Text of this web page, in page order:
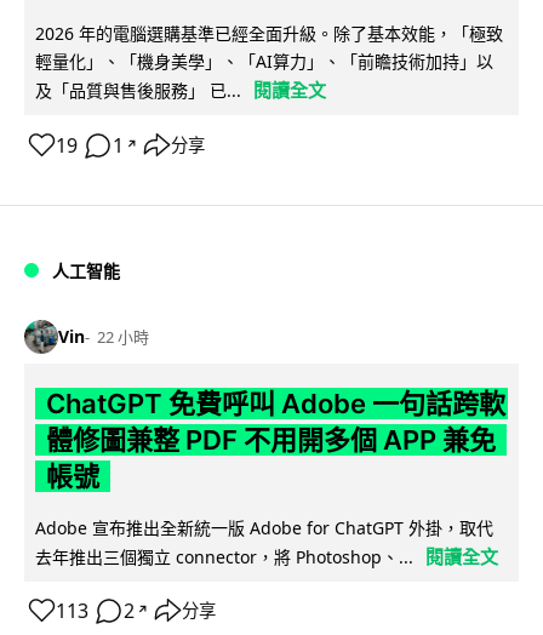
2026 年的電腦選購基準已經全面升級。除了基本效能，「極致
輕量化」、「機身美學」、「AI算力」、「前瞻技術加持」以
及「品質與售後服務」 已...
閱讀全文
19 1 ↗ 分享
人工智能
Vin 22 小時
ChatGPT 免費呼叫 Adobe 一句話跨軟
體修圖兼整 PDF 不用開多個 APP 兼免
帳號
Adobe 宣布推出全新統一版 Adobe for ChatGPT 外掛，取代
去年推出三個獨立 connector，將 Photoshop、...
閱讀全文
113 2 ↗ 分享